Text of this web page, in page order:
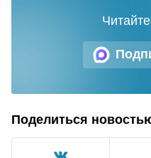
Поделиться